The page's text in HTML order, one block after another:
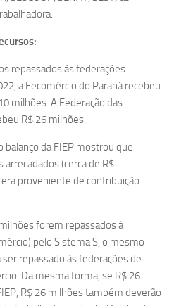
repassados às federações
a Fecomércio do Paraná recebeu
milhões. A Federação das
R$ 26 milhões.
balanço da FIEP mostrou que
arrecadados (cerca de R$
proveniente de contribuição
forem repassados à
pelo Sistema S, o mesmo
repassado às federações de
Da mesma forma, se R$ 26
R$ 26 milhões também deverão